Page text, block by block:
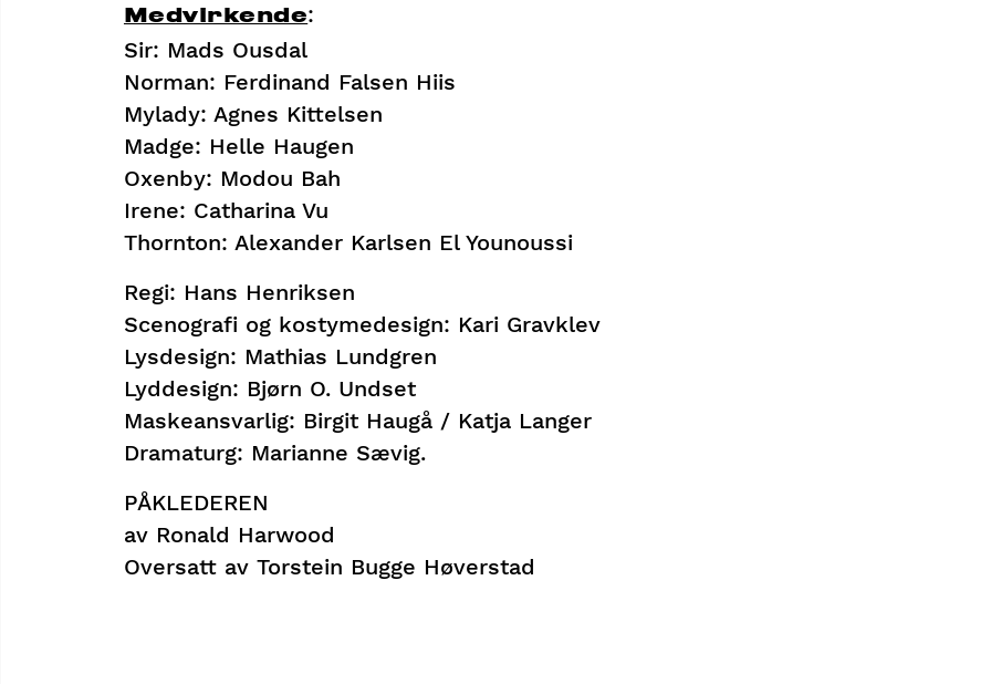
Medvirkende:
Sir: Mads Ousdal
Norman: Ferdinand Falsen Hiis
Mylady: Agnes Kittelsen
Madge: Helle Haugen
Oxenby: Modou Bah
Irene: Catharina Vu
Thornton: Alexander Karlsen El Younoussi
Regi: Hans Henriksen
Scenografi og kostymedesign: Kari Gravklev
Lysdesign: Mathias Lundgren
Lyddesign: Bjørn O. Undset
Maskeansvarlig: Birgit Haugå / Katja Langer
Dramaturg: Marianne Sævig.
PÅKLEDEREN
av Ronald Harwood
Oversatt av Torstein Bugge Høverstad